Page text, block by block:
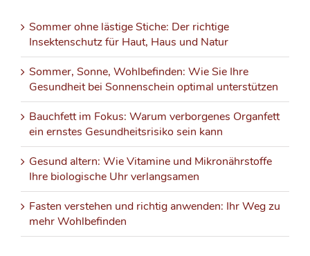
Sommer ohne lästige Stiche: Der richtige
Insektenschutz für Haut, Haus und Natur
Sommer, Sonne, Wohlbefinden: Wie Sie Ihre
Gesundheit bei Sonnenschein optimal unterstützen
Bauchfett im Fokus: Warum verborgenes Organfett
ein ernstes Gesundheitsrisiko sein kann
Gesund altern: Wie Vitamine und Mikronährstoffe
Ihre biologische Uhr verlangsamen
Fasten verstehen und richtig anwenden: Ihr Weg zu
mehr Wohlbefinden